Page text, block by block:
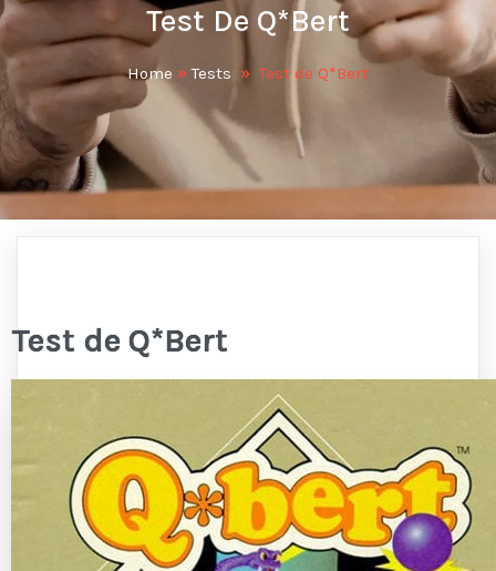
Test De Q*Bert
Home »Tests » Test de Q*Bert
Test de Q*Bert